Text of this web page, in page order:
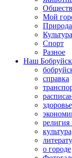
Мой
Природа
Культура
Спорт
Разное
Наш Бобруйск
справка
о городе